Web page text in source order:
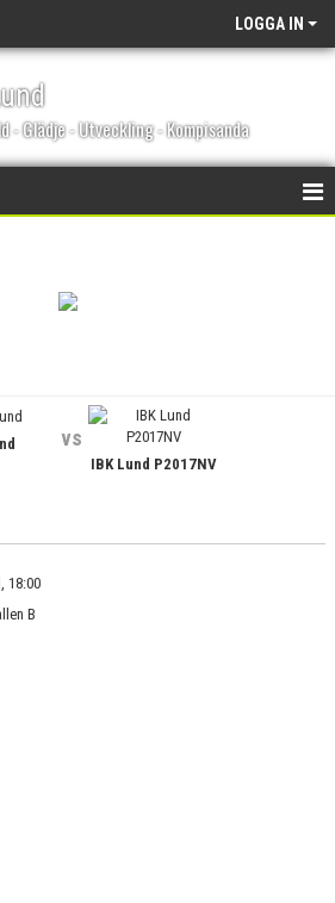
LOGGA IN
- Glädje - Utveckling - Kompisanda
vs
IBK Lund P2017NV
18:00
B